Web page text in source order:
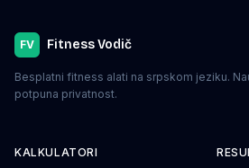
FV Fitness Vodič
Besplatni fitness alati na srpskom jeziku.
potpuna privatnost.
KALKULATORI